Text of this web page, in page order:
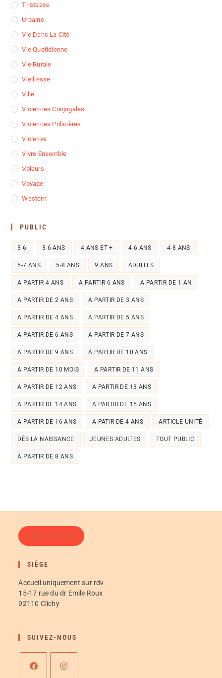
Tristesse
Urbaine
Vie Dans La Cité
Vie Quotidienne
Vie Rurale
Vieillesse
Ville
Violences Conjugales
Violences Policières
Violenve
Vivre Ensemble
Voleurs
Voyage
Western
PUBLIC
3-6 3-6 ANS 4 ANS ET + 4-6 ANS 4-8 ANS
5-7 ANS 5-8 ANS 9 ANS ADULTES
A PARTIR 4 ANS A PARTIR 6 ANS A PARTIR DE 1 AN
A PARTIR DE 2 ANS A PARTIR DE 3 ANS
A PARTIR DE 4 ANS A PARTIR DE 5 ANS
A PARTIR DE 6 ANS A PARTIR DE 7 ANS
A PARTIR DE 9 ANS A PARTIR DE 10 ANS
A PARTIR DE 10 MOIS A PARTIR DE 11 ANS
A PARTIR DE 12 ANS A PARTIR DE 13 ANS
A PARTIR DE 14 ANS A PARTIR DE 15 ANS
A PARTIR DE 16 ANS A PATIR DE 4 ANS ARTICLE UNITÉ
DÈS LA NAISSANCE JEUNES ADULTES TOUT PUBLIC
À PARTIR DE 8 ANS
FAIRE UN DON
SIÈGE
Accueil uniquement sur rdv
15-17 rue du dr Emile Roux
92110 Clichy
SUIVEZ-NOUS